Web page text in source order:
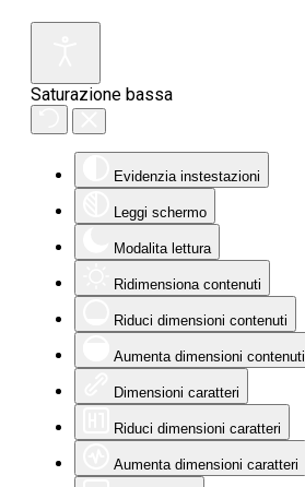
Saturazione bassa
Evidenzia instestazioni
Leggi schermo
Modalita lettura
Ridimensiona contenuti
Riduci dimensioni contenuti
Aumenta dimensioni contenuti
Dimensioni caratteri
Riduci dimensioni caratteri
Aumenta dimensioni caratteri